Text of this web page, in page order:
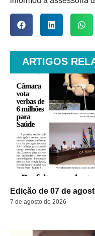
ARTIGOS
Edição de 07 de
7 de agosto de 2026